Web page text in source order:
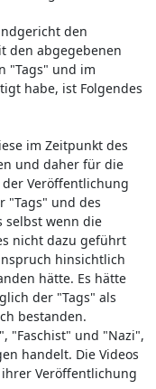
den
den abgegebenen
"Tags" und im
habe, ist Folgendes
im Zeitpunkt des
und daher für die
Veröffentlichung
"Tags" und des
selbst wenn die
nicht dazu geführt
hinsichtlich
hätte. Es hätte
der "Tags" als
bestanden.
"Faschist" und "Nazi",
handelt. Die Videos
Veröffentlichung